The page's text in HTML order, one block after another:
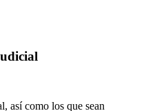
así como los que sean